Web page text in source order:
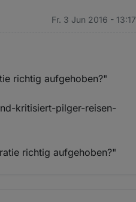
Fr. 3 Jun 2016 - 13:17
richtig aufgehoben?"
kritisiert-pilger-reisen-
richtig aufgehoben?"